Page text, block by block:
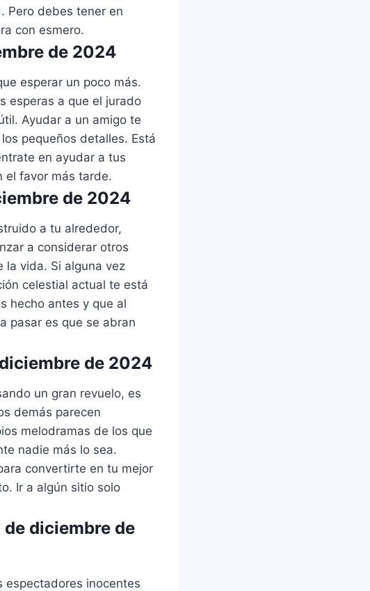
Pero debes tener en
con esmero.
de 2024
esperar un poco más.
esperas a que el jurado
Ayudar a un amigo te
pequeños detalles. Está
en ayudar a tus
el favor más tarde.
de 2024
a tu alrededor,
a considerar otros
la vida. Si alguna vez
celestial actual te está
hecho antes y que al
pasar es que se abran
de 2024
un gran revuelo, es
demás parecen
melodramas de los que
nadie más lo sea.
convertirte en tu mejor
Ir a algún sitio solo
diciembre de
espectadores inocentes